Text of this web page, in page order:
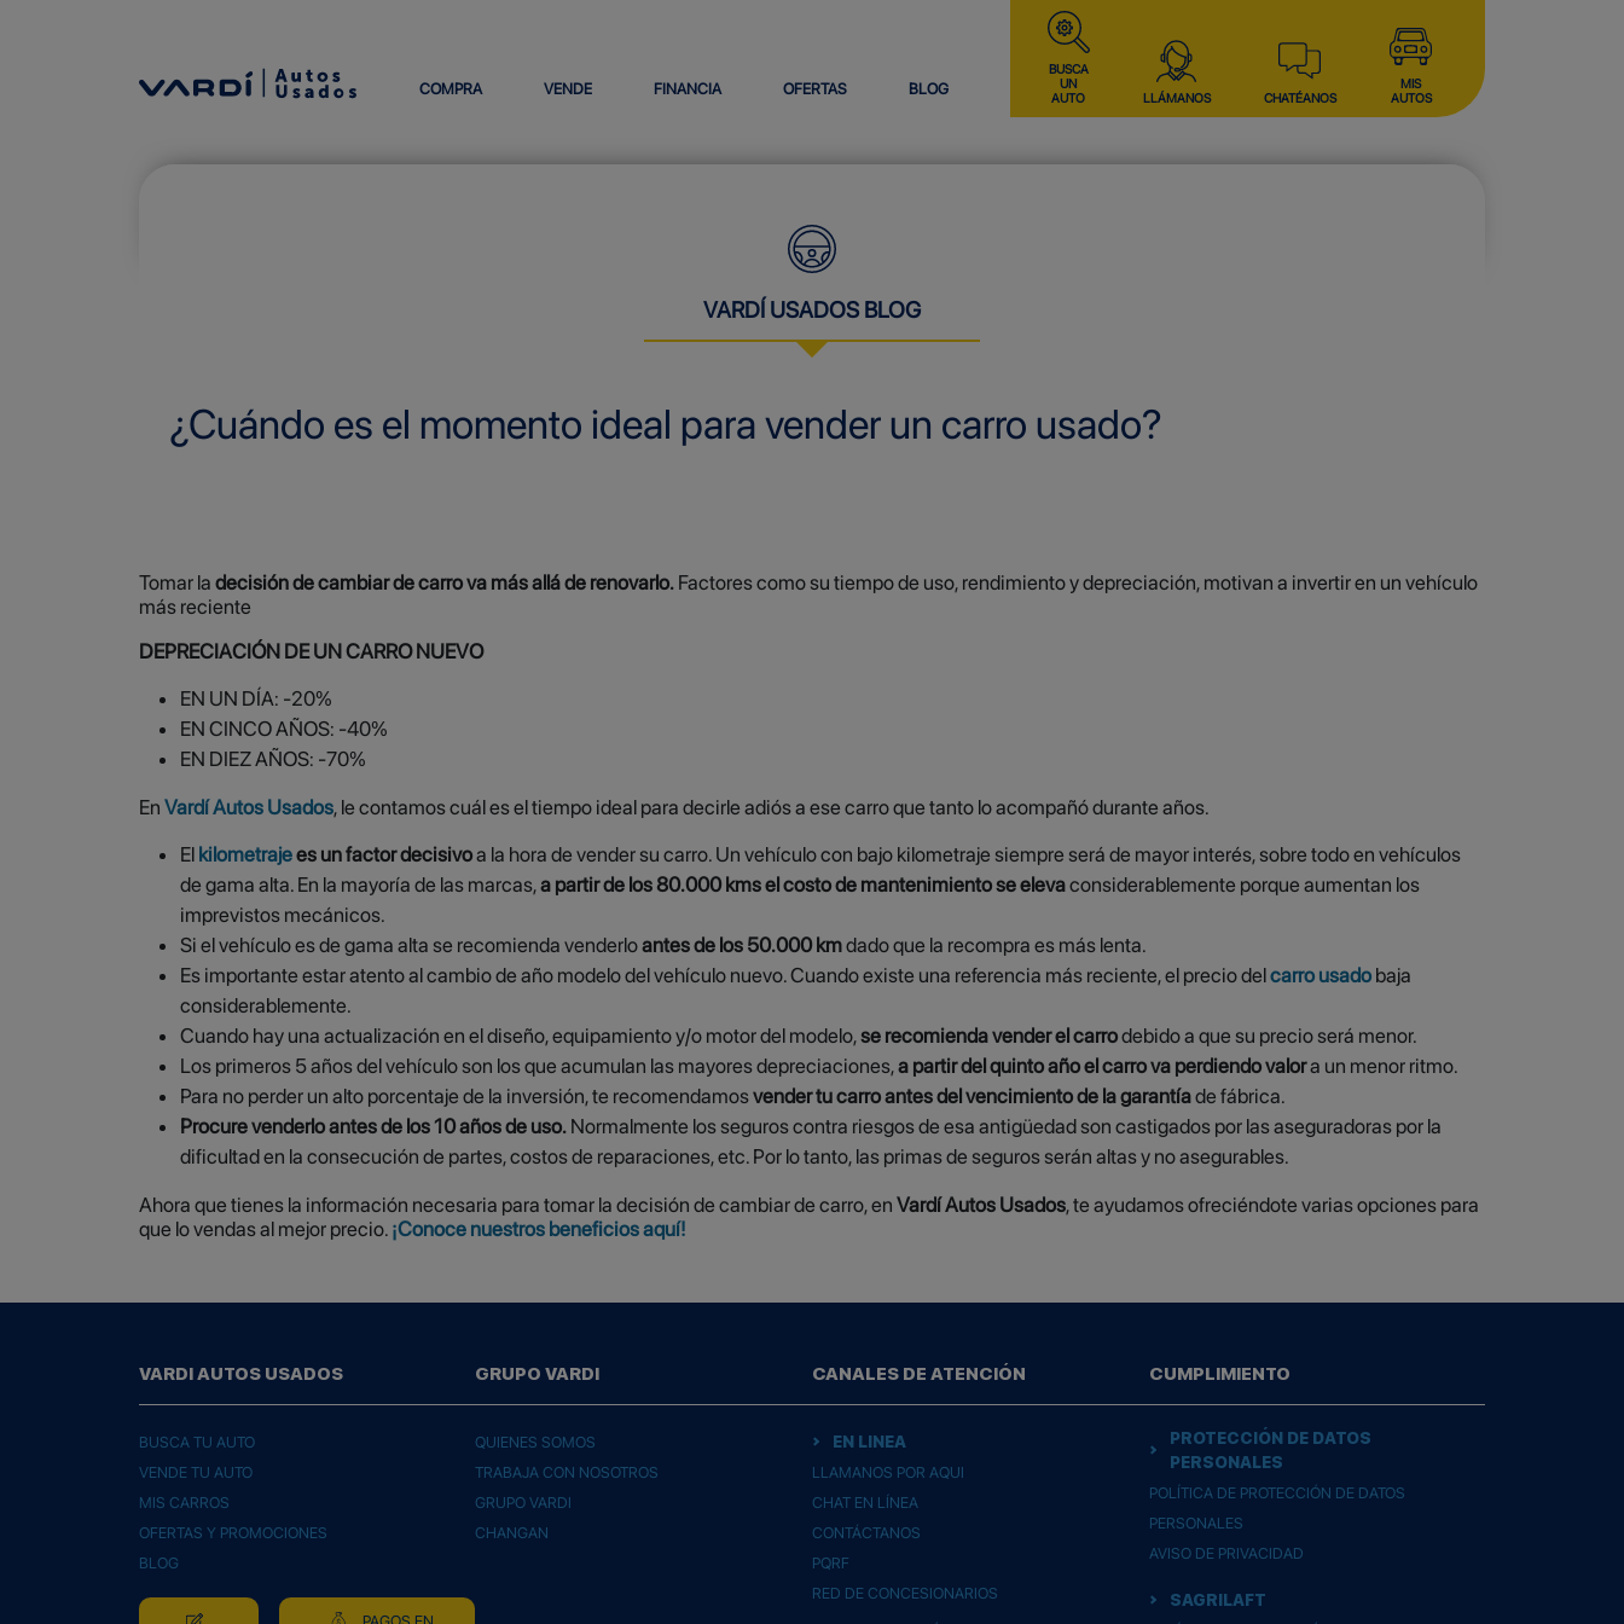
COMPRA VENDE FINANCIA OFERTAS BLOG
BUSCA
UN
AUTO
LLÁMANOS CHATÉANOS
MIS
AUTOS
VARDÍ USADOS BLOG
¿Cuándo es el momento ideal para vender un carro usado?
Tomar la decisión de cambiar de carro va más allá de renovarlo.Factores como su tiempo de uso, rendimiento y depreciación, motivan a invertir en un vehículo
más reciente
DEPRECIACIÓN DE UN CARRO NUEVO
EN UN DÍA: -20%
EN CINCO AÑOS: -40%
EN DIEZ AÑOS: -70%
En Vardí Autos Usados, le contamos cuál es el tiempo ideal para decirle adiós a ese carro que tanto lo acompañó durante años.
El kilometrajees un factor decisivoa la hora de vender su carro. Un vehículo con bajo kilometraje siempre será de mayor interés, sobre todo en vehículos
de gama alta. En la mayoría de las marcas,a partir de los 80.000 kms el costo de mantenimiento se elevaconsiderablemente porque aumentan los
imprevistos mecánicos.
Si el vehículo es de gama alta se recomienda venderloantes de los 50.000 kmdado que la recompra es más lenta.
Es importante estar atento al cambio de año modelo del vehículo nuevo. Cuando existe una referencia más reciente, el precio delcarro usadobaja
considerablemente.
Cuando hay una actualización en el diseño, equipamiento y/o motor del modelo,se recomienda vender el carrodebido a que su precio será menor.
Los primeros 5 años del vehículo son los que acumulan las mayores depreciaciones,a partir del quinto año el carro va perdiendo valora un menor ritmo.
Para no perder un alto porcentaje de la inversión, te recomendamosvender tu carro antes del vencimiento de la garantíade fábrica.
Procure venderlo antes de los 10 años de uso.Normalmente los seguros contra riesgos de esa antigüedad son castigados por las aseguradoras por la
dificultad en la consecución de partes, costos de reparaciones, etc. Por lo tanto, las primas de seguros serán altas y no asegurables.
Ahora que tienes la información necesaria para tomar la decisión de cambiar de carro, en Vardí Autos Usados, te ayudamos ofreciéndote varias opciones para
que lo vendas al mejor precio. ¡Conoce nuestros beneficios aquí!
VARDI AUTOS USADOS
BUSCA TU AUTO
VENDE TU AUTO
MIS CARROS
OFERTAS Y PROMOCIONES
BLOG
GRUPO VARDI
QUIENES SOMOS
TRABAJA CON NOSOTROS
GRUPO VARDI
CHANGAN
CANALES DE ATENCIÓN
EN LINEA
LLAMANOS POR AQUI
CHAT EN LÍNEA
CONTÁCTANOS
PQRF
RED DE CONCESIONARIOS
CUMPLIMIENTO
PROTECCIÓN DE DATOS
PERSONALES
POLÍTICA DE PROTECCIÓN DE DATOS
PERSONALES
AVISO DE PRIVACIDAD
SAGRILAFT